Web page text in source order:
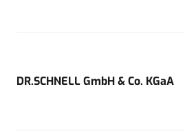
DR.SCHNELL GmbH & Co. KGaA